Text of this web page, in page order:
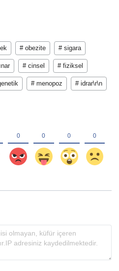
# obezite # sigara
# cinsel # fiziksel
# menopoz # idrar\r\n